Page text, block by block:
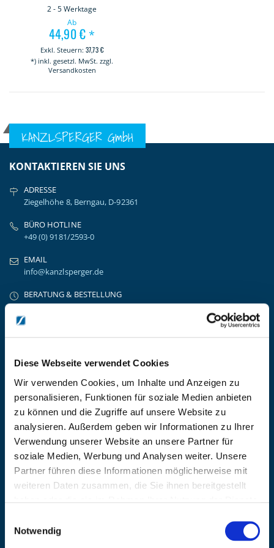
Diese Webseite verwendet Cookies
Wir verwenden Cookies, um Inhalte und Anzeigen zu
personalisieren, Funktionen für soziale Medien anbieten
zu können und die Zugriffe auf unsere Website zu
analysieren. Außerdem geben wir Informationen zu Ihrer
Verwendung unserer Website an unsere Partner für
soziale Medien, Werbung und Analysen weiter. Unsere
Partner führen diese Informationen möglicherweise mit
weiteren Daten zusammen, die Sie ihnen bereitgestellt
Notwendig
2 - 5 Werktage
Ab
44,90 €*
37,73 €
*) inkl. gesetzl. MwSt. zzgl.
Versandkosten
KANZLSPERGER GmbH
KONTAKTIEREN SIE UNS
ADRESSE
Ziegelhöhe 8, Berngau, D-92361
BÜRO HOTLINE
+49 (0) 9181/2593-0
EMAIL
info@kanzlsperger.de
BERATUNG & BESTELLUNG
Montag – Donnerstag: 08:00 – 17:00
Freitag: 08:00 - 16:00
UNTERNEHMEN
Kontaktieren Sie uns
AGB nebst Kundeninformationen
Impressum
INFORMATIONEN
Preisvorschlag erstellen
Versandkosten & Lieferinformationen
Zahlungsbedingungen
Datenschutzerklärung
BLEIBE AUF DEM LAUFENDEN